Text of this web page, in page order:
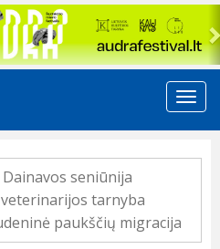
Dainavos seniūnija
tarnyba
paukščių migracija